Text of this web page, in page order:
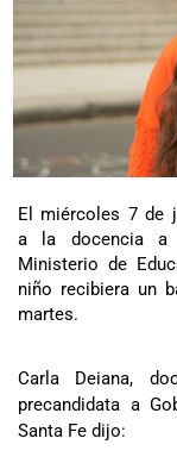
El miércoles 7 de
a la docencia a
Ministerio de
niño recibiera un
martes.
Carla Deiana,
precandidata a
Santa Fe dijo: